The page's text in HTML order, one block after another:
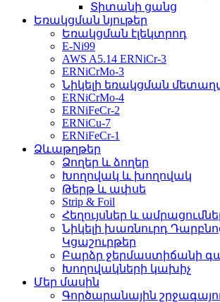
Տիտանի ցանց
Եռակցման նյութեր
Եռակցման էլեկտրոդ
E-Ni99
AWS A5.14 ERNiCr-3
ERNiCrMo-3
Նիկելի եռակցման
ERNiCrMo-4
ERNiFeCr-2
ERNiCu-7
ERNiFeCr-1
Ձևաթղթեր
Ձողեր և ձողեր
Խողովակ և խողովակ
Թերթ և ափսե
Strip & Foil
Հեղույսներ և
Նիկելի խառնուրդ
Կցաշուրթեր
Բարձր ջերմաստիճանի
Խողովակների կախիչ
Մեր մասին
Գործարանային